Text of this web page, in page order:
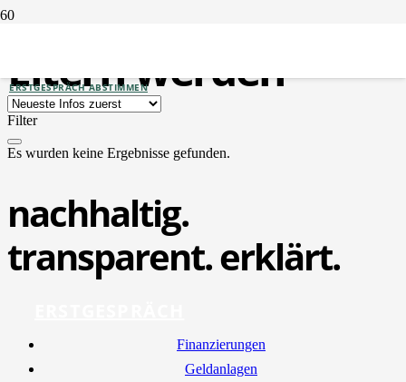
ERSTGESPRÄCH ABSTIMMEN
Eltern werden
Filter
Es wurden keine Ergebnisse gefunden.
nachhaltig.
transparent. erklärt.
Finan­zie­run­gen
Geld­an­la­gen